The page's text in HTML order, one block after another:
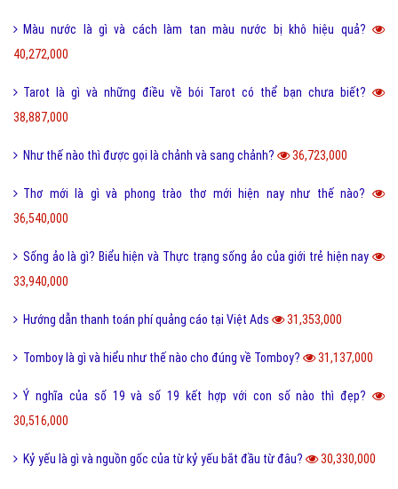
Màu nước là gì và cách làm tan màu nước bị khô hiệu quả?
40,272,000
Tarot là gì và những điều về bói Tarot có thể bạn chưa biết?
38,887,000
Như thế nào thì được gọi là chảnh và sang chảnh? 36,723,000
Thơ mới là gì và phong trào thơ mới hiện nay như thế nào?
36,540,000
Sống ảo là gì? Biểu hiện và Thực trạng sống ảo của giới trẻ hiện nay
33,940,000
Hướng dẫn thanh toán phí quảng cáo tại Việt Ads 31,353,000
Tomboy là gì và hiểu như thế nào cho đúng về Tomboy? 31,137,000
Ý nghĩa của số 19 và số 19 kết hợp với con số nào thì đẹp?
30,516,000
Kỷ yếu là gì và nguồn gốc của từ kỷ yếu bắt đầu từ đâu? 30,330,000